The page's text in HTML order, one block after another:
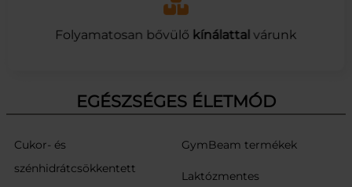
kínálattal várunk
EGÉSZSÉGES ÉLETMÓD
Cukor- és
szénhidrátcsökkentett
GymBeam termékek
Laktózmentes